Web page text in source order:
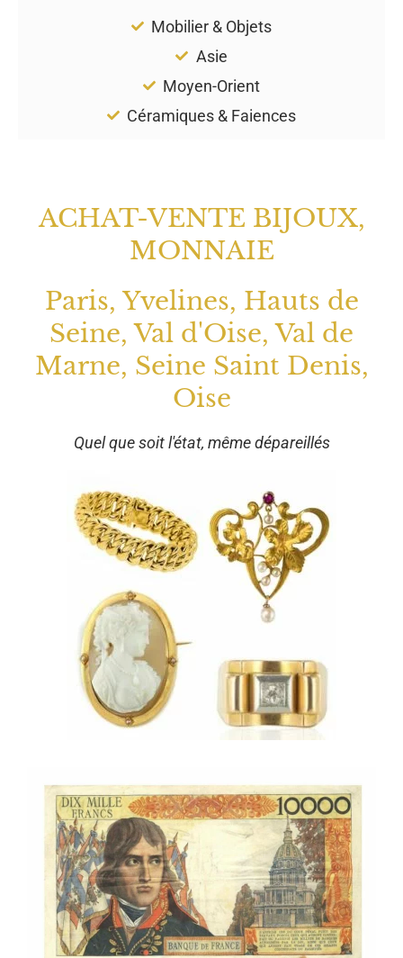
Mobilier & Objets
Asie
Moyen-Orient
Céramiques & Faiences
ACHAT-VENTE BIJOUX,
MONNAIE
Paris, Yvelines, Hauts de
Seine, Val d'Oise, Val de
Marne, Seine Saint Denis,
Oise
Quel que soit l'état, même dépareillés